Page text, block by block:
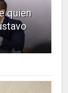
quien